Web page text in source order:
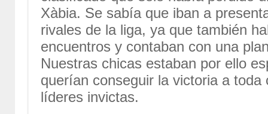
Xàbia. Se sabía que iban a
rivales de la liga, ya que también
encuentros y contaban con una
Nuestras chicas estaban por ello
querían conseguir la victoria a
líderes invictas.